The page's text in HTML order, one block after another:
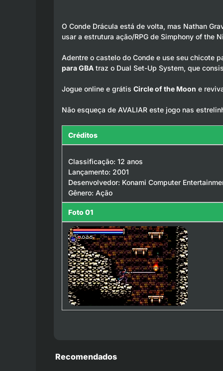
O Conde Drácula está de volta, mas Nathan
usar a estrutura ação/RPG de Simphony of the
Adentre o castelo do Conde e use seu chicote
para GBA traz o Dual Set-Up System, que
Jogue online e grátis Circle of the Moon e
Não esqueça de AVALIAR este jogo nas
Créditos
Classificação: 12 anos
Lançamento: 2001
Desenvolvedor: Konami Computer
Gênero: Ação
Foto 01
Recomendados